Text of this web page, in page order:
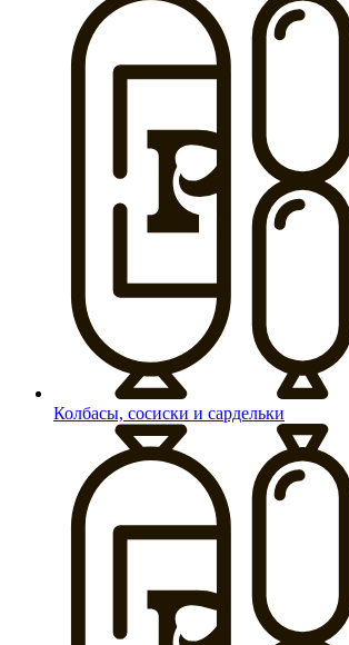
Колбасы, сосиски и сардельки